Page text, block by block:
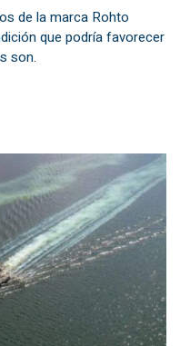
de la marca Rohto
que podría favorecer
son.